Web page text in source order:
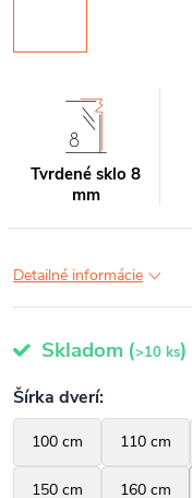
Tvrdené sklo 8
mm
Detailné informácie
Skladom (>10 ks)